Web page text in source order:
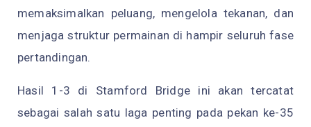
memaksimalkan peluang, mengelola tekanan, dan
menjaga struktur permainan di hampir seluruh fase
pertandingan.
Hasil 1-3 di Stamford Bridge ini akan tercatat
sebagai salah satu laga penting pada pekan ke-35